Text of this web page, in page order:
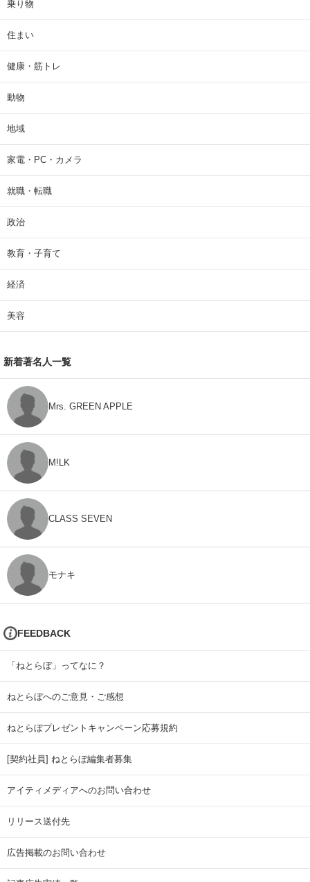
乗り物
住まい
健康・筋トレ
動物
地域
家電・PC・カメラ
就職・転職
政治
教育・子育て
経済
美容
新着著名人一覧
Mrs. GREEN APPLE
M!LK
CLASS SEVEN
モナキ
FEEDBACK
「ねとらぼ」ってなに？
ねとらぼへのご意見・ご感想
ねとらぼプレゼントキャンペーン応募規約
[契約社員] ねとらぼ編集者募集
アイティメディアへのお問い合わせ
リリース送付先
広告掲載のお問い合わせ